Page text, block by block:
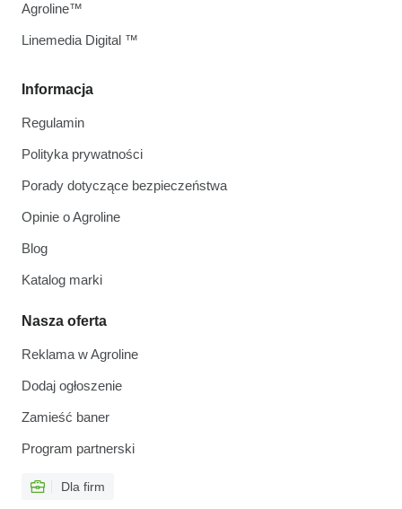
Informacja
Regulamin
Polityka prywatności
Porady dotyczące bezpieczeństwa
Opinie o Agroline
Blog
Katalog marki
Nasza oferta
Reklama w Agroline
Dodaj ogłoszenie
Zamieść baner
Program partnerski
Dla firm
Agroline™
Linemedia Digital ™